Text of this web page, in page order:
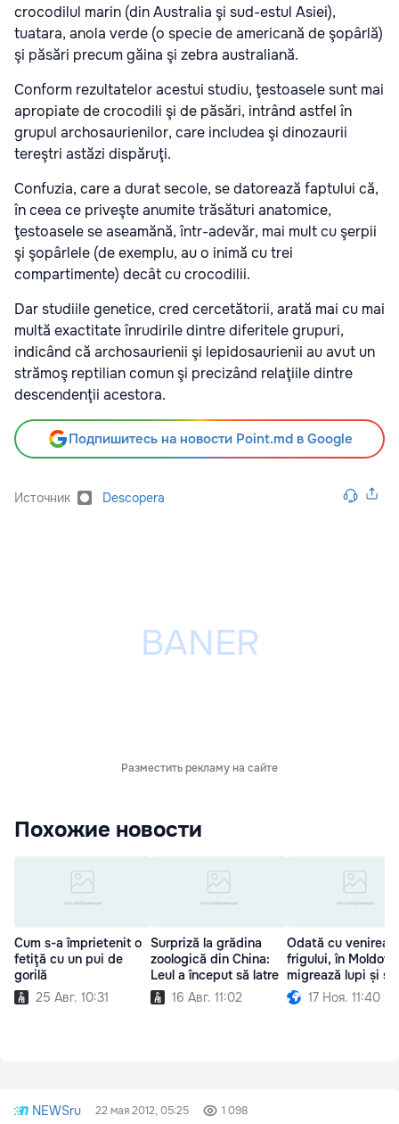
crocodilul marin (din Australia şi sud-estul Asiei),
tuatara, anola verde (o specie de americană de şopârlă)
şi păsări precum găina şi zebra australiană.
Conform rezultatelor acestui studiu, ţestoasele sunt mai
apropiate de crocodili şi de păsări, intrând astfel în
grupul archosaurienilor, care includea şi dinozaurii
tereştri astăzi dispăruţi.
Confuzia, care a durat secole, se datorează faptului că,
în ceea ce priveşte anumite trăsături anatomice,
ţestoasele se aseamănă, într-adevăr, mai mult cu şerpii
şi şopârlele (de exemplu, au o inimă cu trei
compartimente) decât cu crocodilii.
Dar studiile genetice, cred cercetătorii, arată mai cu mai
multă exactitate înrudirile dintre diferitele grupuri,
indicând că archosaurienii şi lepidosaurienii au avut un
strămoş reptilian comun şi precizând relaţiile dintre
descendenţii acestora.
Подпишитесь на новости Point.md в Google
Источник Descopera
Разместить рекламу на сайте
Похожие новости
Cum s-a împrietenit o
fetiţă cu un pui de
gorilă
25 Авг. 10:31
Surpriză la grădina
zoologică din China:
Leul a început să latre
16 Авг. 11:02
Odată cu venirea
frigului, în Moldova
migrează lupi și
17 Ноя. 11:40
NEWSru 22 мая 2012, 05:25 1 098